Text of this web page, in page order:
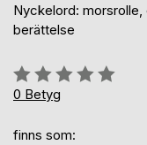
Nyckelord: morsrolle,
berättelse
Betyg::
0%
0 Betyg
finns som: